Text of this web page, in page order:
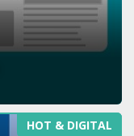
HOT & DIGITAL